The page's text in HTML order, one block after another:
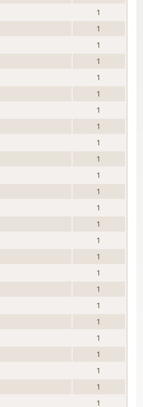
1
1
1
1
1
1
1
1
1
1
1
1
1
1
1
1
1
1
1
1
1
1
1
1
1